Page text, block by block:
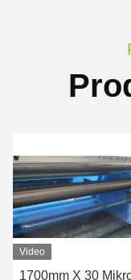
Video
1700mm X 30